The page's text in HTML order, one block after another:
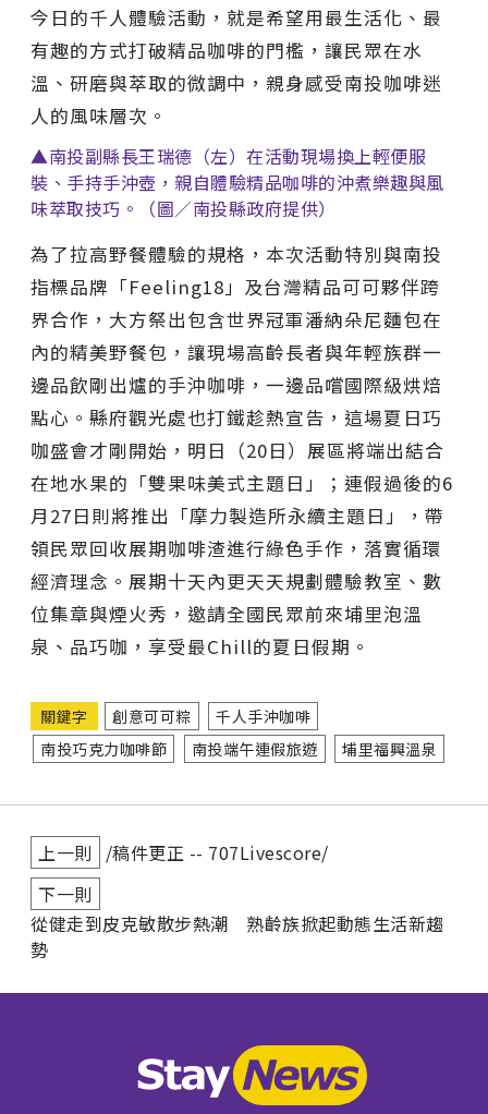
今日的千人體驗活動，就是希望用最生活化、最
有趣的方式打破精品咖啡的門檻，讓民眾在水
溫、研磨與萃取的微調中，親身感受南投咖啡迷
人的風味層次。
▲南投副縣長王瑞德（左）在活動現場換上輕便服
裝、手持手沖壺，親自體驗精品咖啡的沖煮樂趣與風
味萃取技巧。（圖／南投縣政府提供）
為了拉高野餐體驗的規格，本次活動特別與南投
指標品牌「Feeling18」及台灣精品可可夥伴跨
界合作，大方祭出包含世界冠軍潘納朵尼麵包在
內的精美野餐包，讓現場高齡長者與年輕族群一
邊品飲剛出爐的手沖咖啡，一邊品嚐國際級烘焙
點心。縣府觀光處也打鐵趁熱宣告，這場夏日巧
咖盛會才剛開始，明日（20日）展區將端出結合
在地水果的「雙果味美式主題日」；連假過後的6
月27日則將推出「摩力製造所永續主題日」，帶
領民眾回收展期咖啡渣進行綠色手作，落實循環
經濟理念。展期十天內更天天規劃體驗教室、數
位集章與煙火秀，邀請全國民眾前來埔里泡溫
泉、品巧咖，享受最Chill的夏日假期。
關鍵字 創意可可粽
千人手沖咖啡
南投巧克力咖啡節
南投端午連假旅遊 埔里福興溫泉
上一則
/稿件更正 -- 707Livescore/
下一則
從健走到皮克敏散步熱潮 熟齡族掀起動態生活新趨
勢